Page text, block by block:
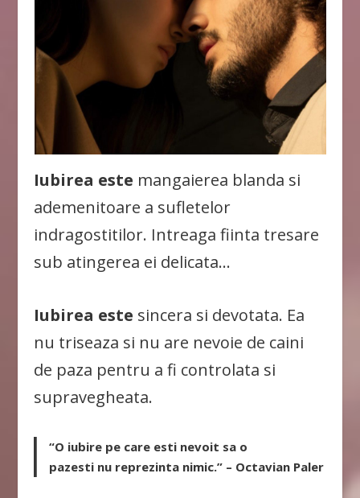
Iubirea este mangaierea blanda si
ademenitoare a sufletelor
indragostitilor. Intreaga fiinta tresare
sub atingerea ei delicata…
Iubirea este sincera si devotata. Ea
nu triseaza si nu are nevoie de caini
de paza pentru a fi controlata si
supravegheata.
“O iubire pe care esti nevoit sa o
pazesti nu reprezinta nimic.” – Octavian Paler